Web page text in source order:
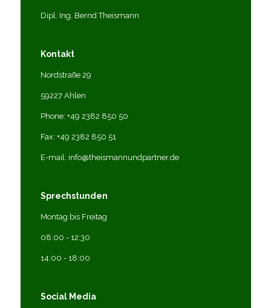
Dipl. Ing. Bernd Theismann
Kontakt
Nordstraße 29
59227 Ahlen
Phone: +49 2382 850 50
Fax: +49 2382 850 51
E-mail: info@theismannundpartner.de
Sprechstunden
Montag bis Freitag
08:00 - 12:30
14:00 - 18:00
Social Media